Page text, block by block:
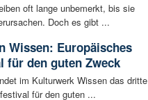
oft lange unbemerkt, bis sie
Doch es gibt ...
Wissen: Europäisches
für den guten Zweck
im Kulturwerk Wissen das dritte
für den guten ...